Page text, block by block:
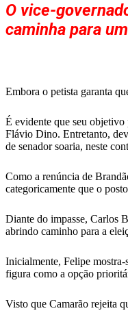
O vice-
caminha para
Embora o petista garanta
É evidente que seu
Flávio Dino. Entretanto,
de senador soaria, neste
Como a renúncia de
categoricamente que o
Diante do impasse, Carlos
abrindo caminho para a
Inicialmente, Felipe
figura como a opção
Visto que Camarão rejeita